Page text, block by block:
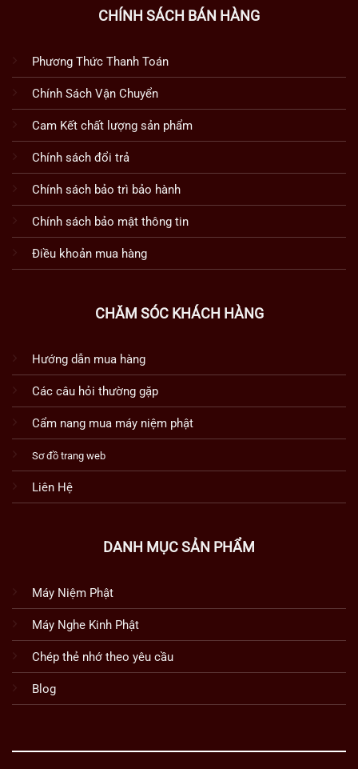
CHÍNH SÁCH BÁN HÀNG
Phương Thức Thanh Toán
Chính Sách Vận Chuyển
Cam Kết chất lượng sản phẩm
Chính sách đổi trả
Chính sách bảo trì bảo hành
Chính sách bảo mật thông tin
Điều khoản mua hàng
CHĂM SÓC KHÁCH HÀNG
Hướng dẫn mua hàng
Các câu hỏi thường gặp
Cẩm nang mua máy niệm phật
Sơ đồ trang web
Liên Hệ
DANH MỤC SẢN PHẨM
Máy Niệm Phật
Máy Nghe Kinh Phật
Chép thẻ nhớ theo yêu cầu
Blog